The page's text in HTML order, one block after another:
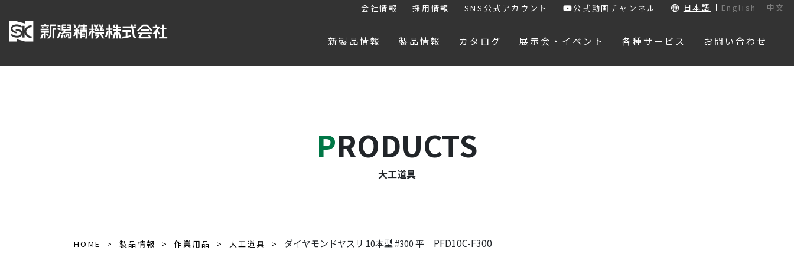
会社情報 採用情報 SNS公式アカウント 公式動画チャンネル 日本語 English 中文
新製品情報 製品情報 カタログ 展示会・イベント 各種サービス お問い合わせ
PRODUCTS
大工道具
HOME 製品情報 作業用品 大工道具 ダイヤモンドヤスリ 10本型 #300 平PFD10C-F300